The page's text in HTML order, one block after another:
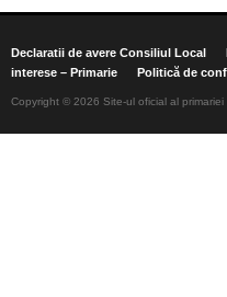
Declaratii de avere Consiliul Local
interese – Primarie
Politică de
Copyright © 2026 Site-ul oficial al